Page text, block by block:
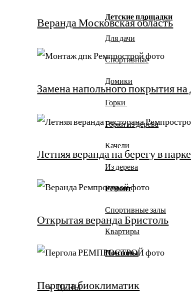
Детские площадки
Для дачи
Спортивные
Домики
Горки
Горки из дерева
Качели
Из дерева
Ремонт
Спортивные залы
Квартиры
Понтоны
ЦЕНЫ
Веранда Московская область
Замена напольного покрытия
Летняя веранда на берегу в
Открытая веранда Бристоль
Пергола биоклиматик